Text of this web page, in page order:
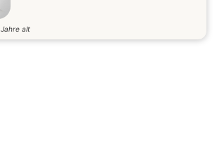
Jahre alt